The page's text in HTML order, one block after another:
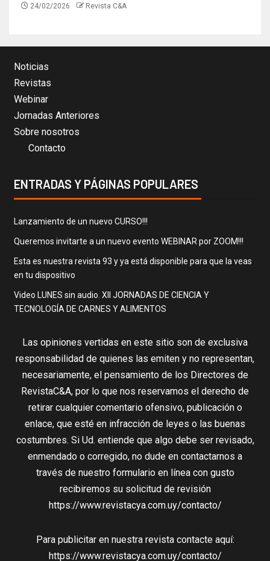
24/02/2026 Revista C&A
Noticias
Revistas
Webinar
Jornadas Anteriores
Sobre nosotros
Contacto
ENTRADAS Y PÁGINAS POPULARES
Lanzamiento de un nuevo CURSO!!!
Queremos invitarte a un nuevo evento WEBINAR por ZOOM!!!
Esta es nuestra revista 93 y ya está disponible para que la veas
en tu dispositivo
Video LUNES sin audio. XII JORNADAS DE CIENCIA Y
TECNOLOGÍA DE CARNES Y ALIMENTOS
Las opiniones vertidas en este sitio son de exclusiva
responsabilidad de quienes las emiten y no representan,
necesariamente, el pensamiento de los Directores de
RevistaC&A, por lo que nos reservamos el derecho de
retirar cualquier comentario ofensivo, publicación o
enlace, que esté en infracción de leyes o las buenas
costumbres. Si Ud. entiende que algo debe ser revisado,
enmendado o corregido, no dude en contactarnos a
través de nuestro formulario en línea con gusto
recibiremos su solicitud de revisión
https://www.revistacya.com.uy/contacto/
Para publicitar en nuestra revista contacte aquí:
https://www.revistacya.com.uy/contacto/